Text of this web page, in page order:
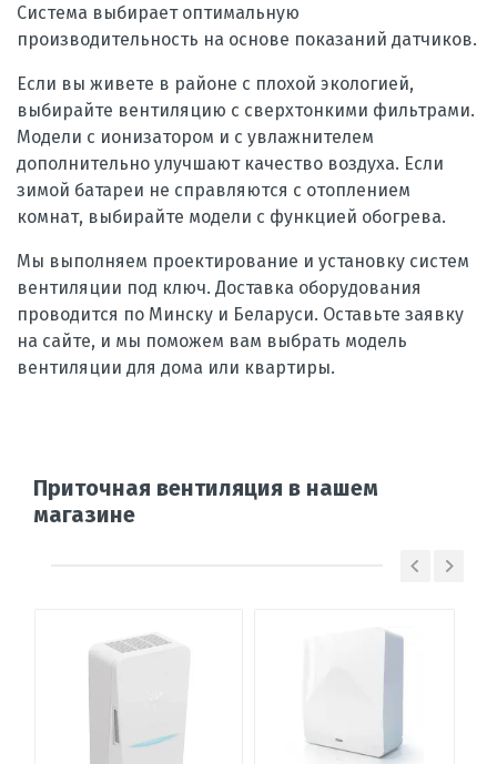
Система выбирает оптимальную
производительность на основе показаний датчиков.
Если вы живете в районе с плохой экологией,
выбирайте вентиляцию с сверхтонкими фильтрами.
Модели с ионизатором и с увлажнителем
дополнительно улучшают качество воздуха. Если
зимой батареи не справляются с отоплением
комнат, выбирайте модели с функцией обогрева.
Мы выполняем проектирование и установку систем
вентиляции под ключ. Доставка оборудования
проводится по Минску и Беларуси. Оставьте заявку
на сайте, и мы поможем вам выбрать модель
вентиляции для дома или квартиры.
Приточная вентиляция в нашем
магазине